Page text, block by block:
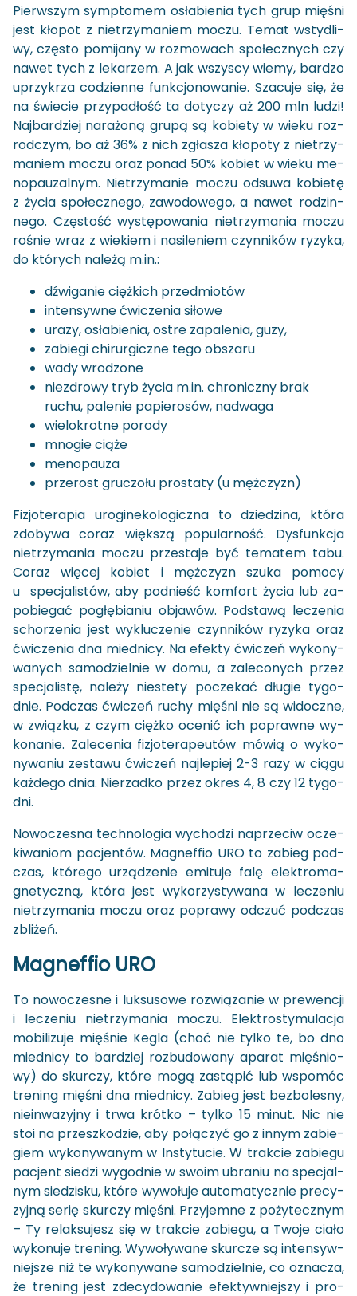
Pierw­szym symp­to­mem osła­bie­nia tych grup mię­śni
jest kło­pot z nie­trzy­ma­niem moczu. Temat wsty­dli­
wy, czę­sto po­mi­ja­ny w roz­mo­wach spo­łecz­nych czy
nawet tych z le­ka­rzem. A jak wszy­scy wiemy, bar­dzo
uprzy­krza co­dzien­ne funk­cjo­no­wa­nie. Sza­cu­je się, że
na świe­cie przy­pa­dłość ta do­ty­czy aż 200 mln ludzi!
Naj­bar­dziej na­ra­żo­ną grupą są ko­bie­ty w wieku roz­
rod­czym, bo aż 36% z nich zgła­sza kło­po­ty z nie­trzy­
ma­niem moczu oraz ponad 50% ko­biet w wieku me­
no­pau­zal­nym. Nie­trzy­ma­nie moczu od­su­wa ko­bie­tę
z życia spo­łecz­ne­go, za­wo­do­we­go, a nawet ro­dzin­
ne­go. Czę­stość wy­stę­po­wa­nia nie­trzy­ma­nia moczu
ro­śnie wraz z wie­kiem i na­si­le­niem czyn­ni­ków ry­zy­ka,
do któ­rych na­le­żą m.in.:
dźwi­ga­nie cięż­kich przed­mio­tów
in­ten­syw­ne ćwi­cze­nia si­ło­we
urazy, osła­bie­nia, ostre za­pa­le­nia, guzy,
za­bie­gi chi­rur­gicz­ne tego ob­sza­ru
wady wro­dzo­ne
nie­zdro­wy tryb życia m.in. chro­nicz­ny brak
ruchu, pa­le­nie pa­pie­ro­sów, nad­wa­ga
wie­lo­krot­ne po­ro­dy
mno­gie ciąże
me­no­pau­za
prze­rost gru­czo­łu pro­sta­ty (u męż­czyzn)
Fi­zjo­te­ra­pia uro­gi­ne­ko­lo­gicz­na to dzie­dzi­na, która
zdo­by­wa coraz więk­szą po­pu­lar­ność. Dys­funk­cja
nie­trzy­ma­nia moczu prze­sta­je być te­ma­tem tabu.
Coraz wię­cej ko­biet i męż­czyzn szuka po­mo­cy
u spe­cja­li­stów, aby pod­nieść kom­fort życia lub za­
po­bie­gać po­głę­bia­niu ob­ja­wów. Pod­sta­wą le­cze­nia
scho­rze­nia jest wy­klu­cze­nie czyn­ni­ków ry­zy­ka oraz
ćwi­cze­nia dna mied­ni­cy. Na efek­ty ćwi­czeń wy­ko­ny­
wa­nych sa­mo­dziel­nie w domu, a za­le­co­nych przez
spe­cja­li­stę, na­le­ży nie­ste­ty po­cze­kać dłu­gie ty­go­
dnie. Pod­czas ćwi­czeń ruchy mię­śni nie są wi­docz­ne,
w związ­ku, z czym cięż­ko oce­nić ich po­praw­ne wy­
ko­na­nie. Za­le­ce­nia fi­zjo­te­ra­peu­tów mówią o wy­ko­
ny­wa­niu ze­sta­wu ćwi­czeń naj­le­piej 2-3 razy w ciągu
każ­de­go dnia. Nie­rzad­ko przez okres 4, 8 czy 12 ty­go­
dni.
No­wo­cze­sna tech­no­lo­gia wy­cho­dzi na­prze­ciw ocze­
ki­wa­niom pa­cjen­tów. Ma­gnef­fio URO to za­bieg pod­
czas, któ­re­go urzą­dze­nie emi­tu­je falę elek­tro­ma­
gne­tycz­ną, która jest wy­ko­rzy­sty­wa­na w le­cze­niu
nie­trzy­ma­nia moczu oraz po­pra­wy od­czuć pod­czas
zbli­żeń.
Ma­gnef­fio URO
To no­wo­cze­sne i luk­su­so­we roz­wią­za­nie w pre­wen­cji
i le­cze­niu nie­trzy­ma­nia moczu. Elek­tro­sty­mu­la­cja
mo­bi­li­zu­je mię­śnie Kegla (choć nie tylko te, bo dno
mied­ni­cy to bar­dziej roz­bu­do­wa­ny apa­rat mię­śnio­
wy) do skur­czy, które mogą za­stą­pić lub wspo­móc
tre­ning mię­śni dna mied­ni­cy. Za­bieg jest bez­bo­le­sny,
nie­in­wa­zyj­ny i trwa krót­ko – tylko 15 minut. Nic nie
stoi na prze­szko­dzie, aby po­łą­czyć go z innym za­bie­
giem wy­ko­ny­wa­nym w In­sty­tu­cie. W trak­cie za­bie­gu
pa­cjent sie­dzi wy­god­nie w swoim ubra­niu na spe­cjal­
nym sie­dzi­sku, które wy­wo­łu­je au­to­ma­tycz­nie pre­cy­
zyj­ną serię skur­czy mię­śni. Przy­jem­ne z po­ży­tecz­nym
– Ty re­lak­su­jesz się w trak­cie za­bie­gu, a Twoje ciało
wy­ko­nu­je tre­ning. Wy­wo­ły­wa­ne skur­cze są in­ten­syw­
niej­sze niż te wy­ko­ny­wa­ne sa­mo­dziel­nie, co ozna­cza,
że tre­ning jest zde­cy­do­wa­nie efek­tyw­niej­szy i pro­